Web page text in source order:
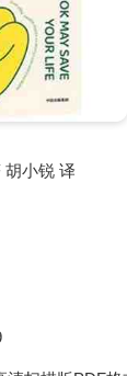
胡小锐 译